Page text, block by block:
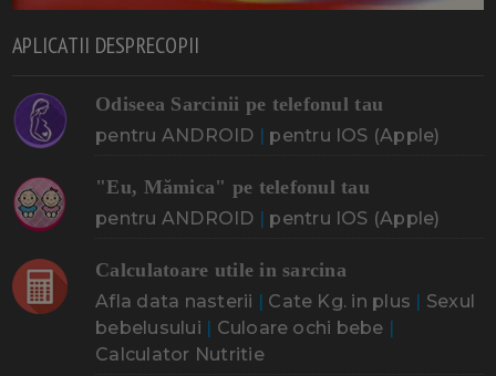
APLICATII DESPRECOPII
Odiseea Sarcinii pe telefonul tau
pentru ANDROID | pentru IOS (Apple)
"Eu, Mămica" pe telefonul tau
pentru ANDROID | pentru IOS (Apple)
Calculatoare utile in sarcina
Afla data nasterii | Cate Kg. in plus | Sexul
bebelusului | Culoare ochi bebe |
Calculator Nutritie